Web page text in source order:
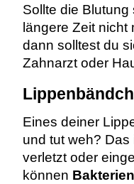
Sollte die
längere Zeit nicht
dann solltest du
Zahnarzt oder
Eines deiner
und tut weh?
verletzt oder
können